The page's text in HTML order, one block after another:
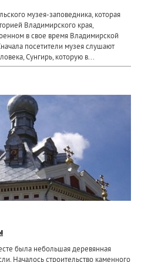
музея-заповедника, которая
Владимирского края,
в свое время Владимирской
посетители музея слушают
Сунгирь, которую в...
была небольшая деревянная